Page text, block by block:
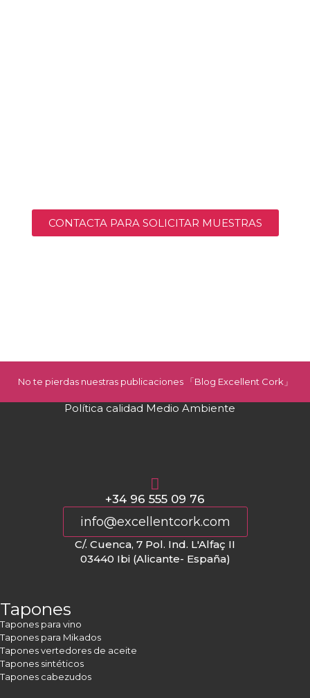
CONTACTA PARA SOLICITAR MUESTRAS
No te pierdas nuestras publicaciones 「Blog Excellent Cork」
Política calidad Medio Ambiente
+34 96 555 09 76
info@excellentcork.com
C/. Cuenca, 7 Pol. Ind. L'Alfaç II
03440 Ibi (Alicante- España)
Tapones
Tapones para vino
Tapones para Mikados
Tapones vertedores de aceite
Tapones sintéticos
Tapones cabezudos